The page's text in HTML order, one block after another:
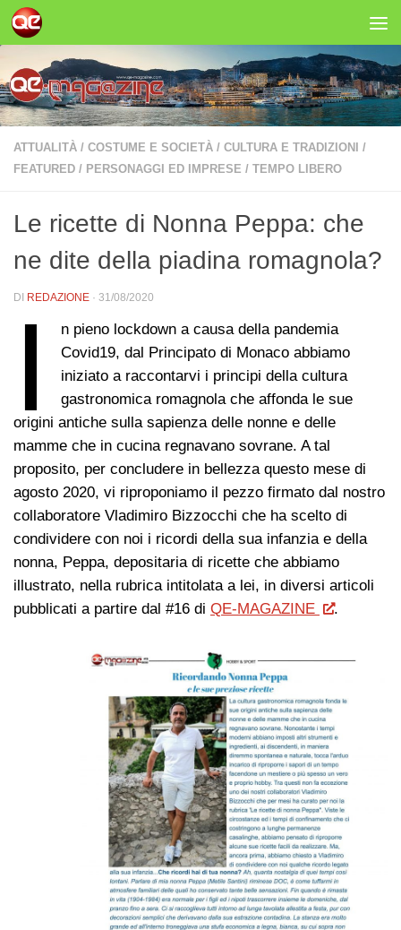
Salta al contenuto
ATTUALITÀ / COSTUME E SOCIETÀ / CULTURA E TRADIZIONI
/
FEATURED / PERSONAGGI ED IMPRESE / TEMPO LIBERO
Le ricette di Nonna Peppa: che
ne dite della piadina romagnola?
DI REDAZIONE · 31/08/2020
I
n pieno lockdown a causa della pandemia
Covid19, dal Principato di Monaco abbiamo
iniziato a raccontarvi i principi della cultura
gastronomica romagnola che affonda le sue
origini antiche sulla sapienza delle nonne e delle
mamme che in cucina regnavano sovrane. A tal
proposito, per concludere in bellezza questo mese di
agosto 2020, vi riproponiamo il pezzo firmato dal nostro
collaboratore Vladimiro Bizzocchi che ha scelto di
condividere con noi i ricordi della sua infanzia e della
nonna, Peppa, depositaria di ricette che abbiamo
illustrato, nella rubrica intitolata a lei, in diversi articoli
pubblicati a partire dal #16 di QE-MAGAZINE .